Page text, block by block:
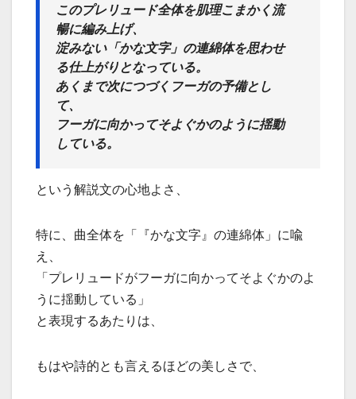
このプレリュード全体を肌理こまかく流
暢に編み上げ、
淀みない「かな文字」の連綿体を思わせ
る仕上がりとなっている。
あくまで次につづくフーガの予備とし
て、
フーガに向かってそよぐかのように揺動
している。
という解説文の心地よさ、
特に、曲全体を「『かな文字』の連綿体」に喩
え、
「プレリュードがフーガに向かってそよぐかのよ
うに揺動している」
と表現するあたりは、
もはや詩的とも言えるほどの美しさで、